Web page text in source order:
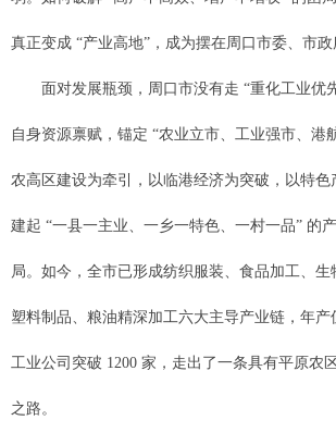
真正变成 “产业高地”，成为摆在周口市委、市政
面对发展瓶颈，周口市没有走 “重化工业优
自身资源禀赋，锚定 “农业立市、工业强市、港
农高区建设为牵引，以临港经济为突破，以特色
建起 “一县一主业、一乡一特色、一村一品” 的
局。如今，全市已形成纺织服装、食品加工、生
塑料制品、粮油精深加工六大主导产业链，年产
工业公司突破 1200 家，走出了一条具有平原农
之路。